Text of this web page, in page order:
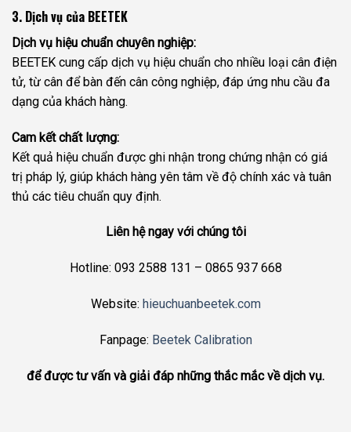
3. Dịch vụ của BEETEK
Dịch vụ hiệu chuẩn chuyên nghiệp:
BEETEK cung cấp dịch vụ hiệu chuẩn cho nhiều loại cân điện
tử, từ cân để bàn đến cân công nghiệp, đáp ứng nhu cầu đa
dạng của khách hàng.
Cam kết chất lượng:
Kết quả hiệu chuẩn được ghi nhận trong chứng nhận có giá
trị pháp lý, giúp khách hàng yên tâm về độ chính xác và tuân
thủ các tiêu chuẩn quy định.
Liên hệ ngay với chúng tôi
Hotline: 093 2588 131 – 0865 937 668
Website: hieuchuanbeetek.com
Fanpage: Beetek Calibration
để được tư vấn và giải đáp những thắc mắc về dịch vụ.